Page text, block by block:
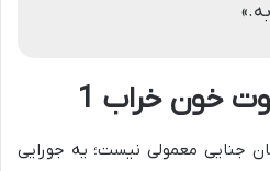
1 فقط یه رمان جنایی معمولی نیست؛ یه جورایی